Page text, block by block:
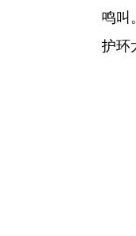
鸣叫
护环